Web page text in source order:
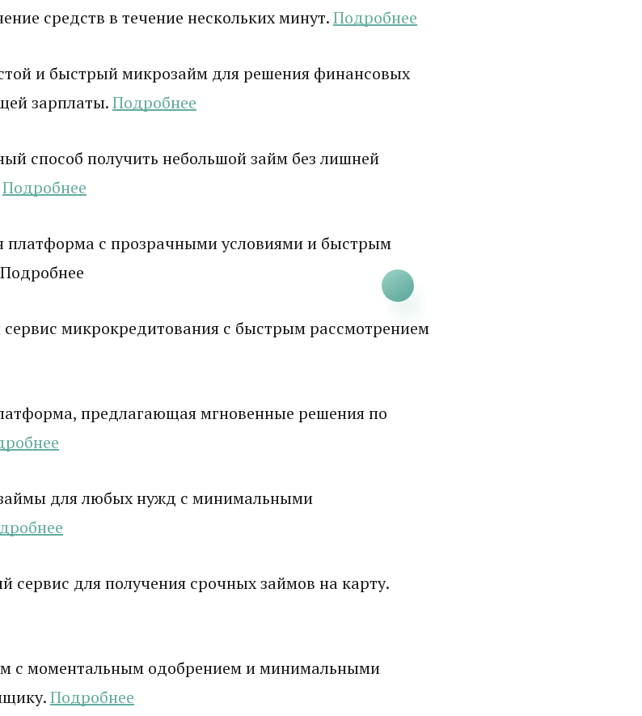
средств в течение нескольких минут.Подробнее
и быстрый микрозайм для решения финансовых
зарплаты.Подробнее
способ получить небольшой займ без лишней
Подробнее
платформа с прозрачными условиями и быстрым
микрокредитования с быстрым рассмотрением
предлагающая мгновенные решения по
для любых нужд с минимальными
сервис для получения срочных займов на карту.
с моментальным одобрением и минимальными
Подробнее